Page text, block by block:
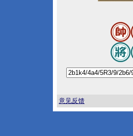
意见反馈